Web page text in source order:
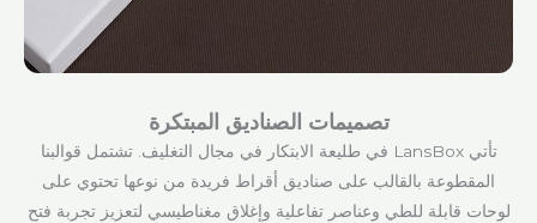
تصميمات الصناديق المبتكرة
تأتي LansBox في طليعة الابتكار في مجال التغليف. تشتمل قوالبنا
المقطوعة بالقالب على صناديق أقراط فريدة من نوعها تحتوي على
لوحات قابلة للطي وعناصر تفاعلية وإغلاق مغناطيسي لتعزيز تجربة فتح